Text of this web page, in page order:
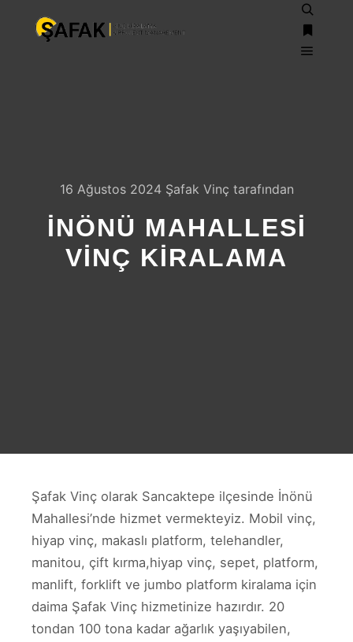
Daha
16 Ağustos 2024 Şafak Vinç tarafından
İNÖNÜ MAHALLESI
VINÇ KIRALAMA
Şafak Vinç olarak Sancaktepe ilçesinde İnönü
Mahallesi’nde hizmet vermekteyiz. Mobil vinç,
hiyap vinç, makaslı platform, telehandler,
manitou, çift kırma,hiyap vinç, sepet, platform,
manlift, forklift ve jumbo platform kiralama için
daima Şafak Vinç hizmetinize hazırdır. 20
tondan 100 tona kadar ağarlık yaşıyabilen,